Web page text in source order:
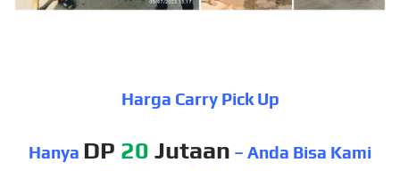
Harga Carry Pick Up
Hanya DP 20 Jutaan – Anda Bisa Kami